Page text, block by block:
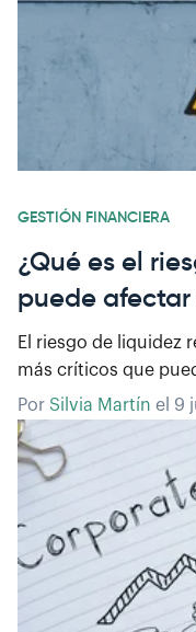
GESTIÓN FINANCIERA
¿Qué es el
puede
El riesgo de liquidez
más críticos que
Por Silvia Martín el 9